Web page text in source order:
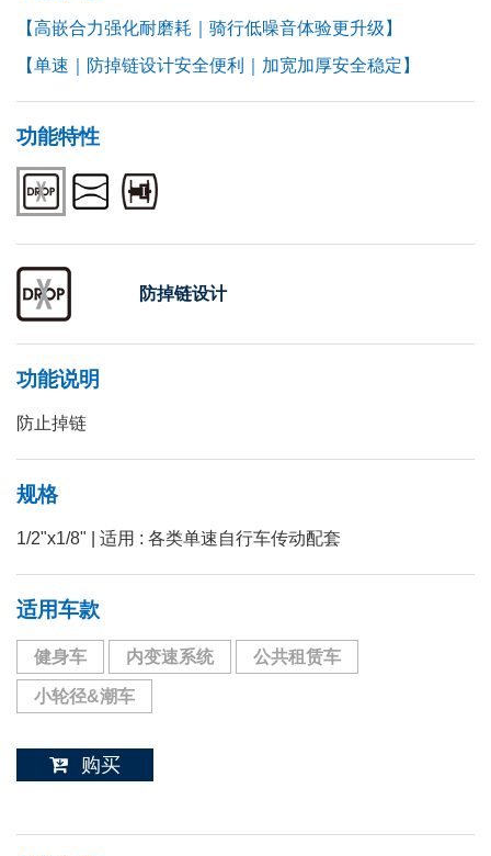
【高嵌合力强化耐磨耗｜骑行低噪音体验更升级】
【单速｜防掉链设计安全便利｜加宽加厚安全稳定】
功能特性
防掉链设计
功能说明
防止掉链
规格
1/2"x1/8" | 适用 : 各类单速自行车传动配套
适用车款
健身车 内变速系统 公共租赁车
小轮径&潮车
购买